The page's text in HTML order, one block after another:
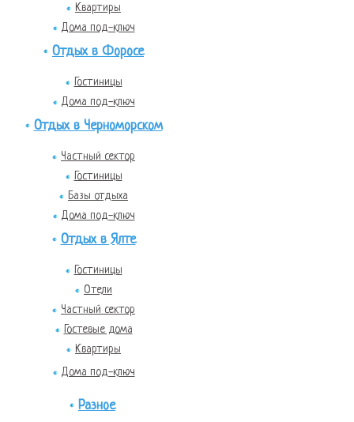
Квартиры
Дома под-ключ
Отдых в Форосе
Гостиницы
Дома под-ключ
Отдых в Черноморском
Частный сектор
Гостиницы
Базы отдыха
Дома под-ключ
Отдых в Ялте
Гостиницы
Отели
Частный сектор
Гостевые дома
Квартиры
Дома под-ключ
Разное